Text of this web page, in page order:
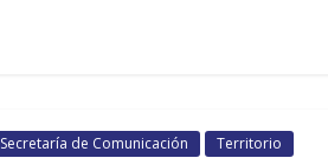
Secretaría de Comunicación Territorio